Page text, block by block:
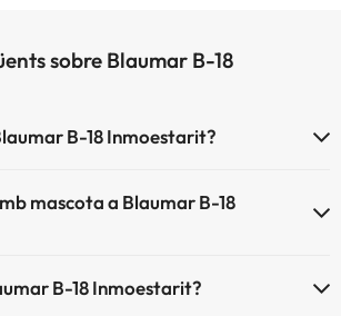
sobre Blaumar B-18
B-18 Inmoestarit?
mascota a Blaumar B-18
Consulta les condicions.
B-18 Inmoestarit?